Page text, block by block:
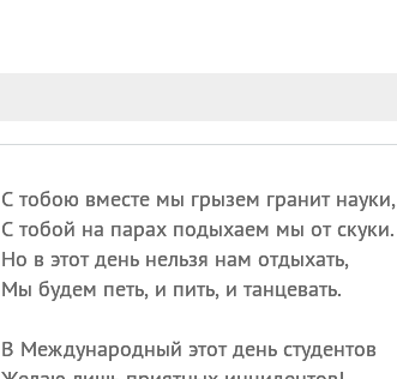
С тобою вместе мы грызем гранит науки,
С тобой на парах подыхаем мы от скуки.
Но в этот день нельзя нам отдыхать,
Мы будем петь, и пить, и танцевать.
В Международный этот день студентов